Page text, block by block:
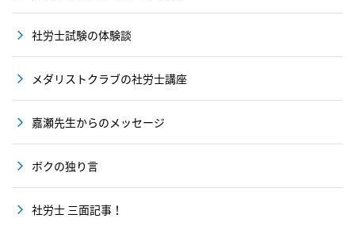
社労士試験の体験談
メダリストクラブの社労士講座
嘉瀬先生からのメッセージ
ボクの独り言
社労士 三面記事！